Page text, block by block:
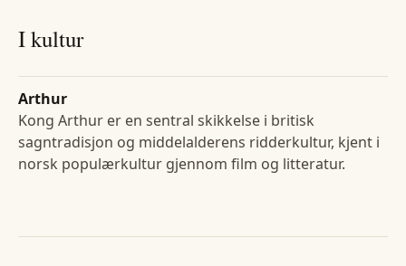
I kultur
Arthur
Kong Arthur er en sentral skikkelse i britisk
sagntradisjon og middelalderens ridderkultur, kjent i
norsk populærkultur gjennom film og litteratur.